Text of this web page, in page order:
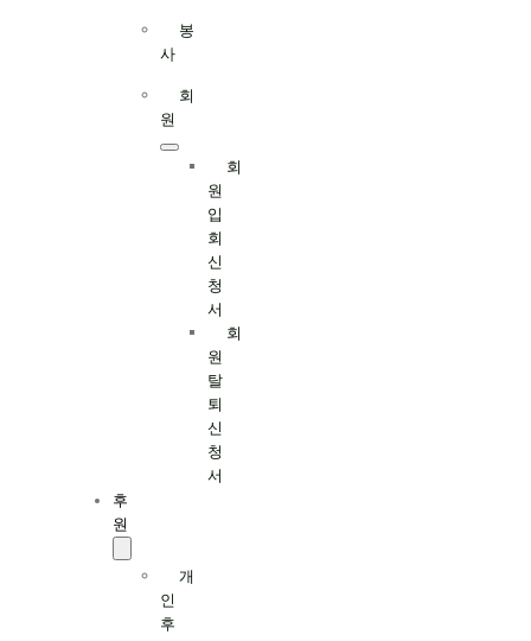
봉
사
회
원
회
원
입
회
신
청
서
회
원
탈
퇴
신
청
서
후
원
개
인
후